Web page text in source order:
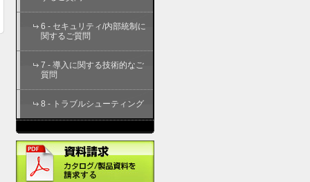
6 - セキュリティ/内部統制に
関するご質問
7 - 導入に関する技術的なご
質問
8 - トラブルシューティング